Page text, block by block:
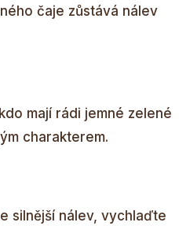
čaje zůstává nálev
mají rádi jemné zelené
charakterem.
silnější nálev, vychlaďte